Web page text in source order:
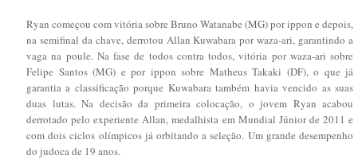
Ryan começou com vitória sobre Bruno Watanabe (MG) por ippon e depois,
na semifinal da chave, derrotou Allan Kuwabara por waza-ari, garantindo a
vaga na poule. Na fase de todos contra todos, vitória por waza-ari sobre
Felipe Santos (MG) e por ippon sobre Matheus Takaki (DF), o que já
garantia a classificação porque Kuwabara também havia vencido as suas
duas lutas. Na decisão da primeira colocação, o jovem Ryan acabou
derrotado pelo experiente Allan, medalhista em Mundial Júnior de 2011 e
com dois ciclos olímpicos já orbitando a seleção. Um grande desempenho
do judoca de 19 anos.